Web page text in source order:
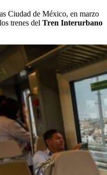
Ciudad de México, en marzo
trenes del Tren Interurbano